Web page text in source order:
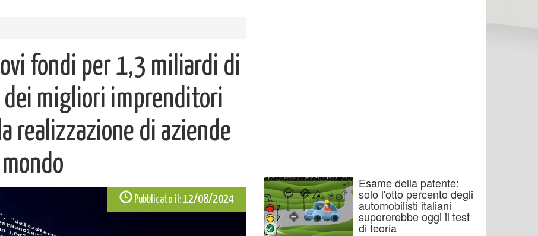
fondi per 1,3 miliardi di
dei migliori imprenditori
realizzazione di aziende
Pubblicato il:12/08/2024
Esame della patente:
solo l'otto percento degli
automobilisti italiani
supererebbe oggi il test
di teoria